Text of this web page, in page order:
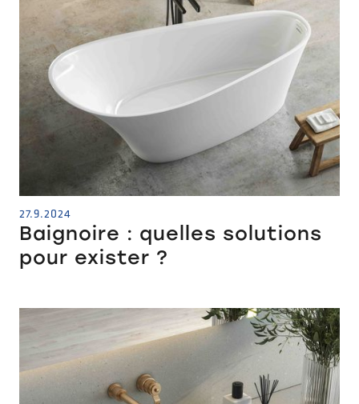
27.9.2024
Baignoire : quelles solutions
pour exister ?